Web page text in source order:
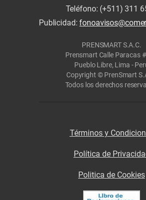
Teléfono: (+511) 311
Publicidad:
PRENSMART S.A.C.
Prensmart Calle Paracas
Pueblo Libre, Lima -
Copyright © PrenSmart
Todos los derechos
Términos y
Política de
Politica de Cookies